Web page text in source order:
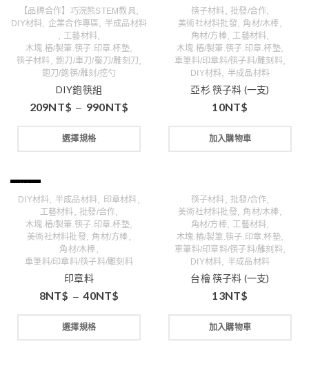
【品牌合作】巧浣熊STEM教具,
DIY材料 企業合作專區 半成品材料
工藝材料
木塊.樁/製筆.筷子.印章.杯墊,
筷子材料 鉋刀/車刀/鑿刀/雕刻刀
鉋刀/鉋筷/雕刻/挖勺
DIY鉋筷組
209NT$ – 990NT$
選擇規格
筷子材料 批發/合作
美術社材料批發, 角材/木棒
角材/方棒, 工藝材料
木塊.樁/製筆.筷子.印章.杯墊,
車筆料/印章料/筷子料/雕刻料,
DIY材料 半成品材料
亞杉 筷子料 (一支)
10NT$
加入購物車
DIY材料 半成品材料 印章材料
工藝材料 批發/合作
木塊.樁/製筆.筷子.印章.杯墊,
美術社材料批發, 角材/方棒
角材/木棒
車筆料/印章料/筷子料/雕刻料
印章料
8NT$ – 40NT$
選擇規格
筷子材料 批發/合作
美術社材料批發, 角材/木棒
角材/方棒, 工藝材料
木塊.樁/製筆.筷子.印章.杯墊,
車筆料/印章料/筷子料/雕刻料,
DIY材料 半成品材料
台檜 筷子料 (一支)
13NT$
加入購物車